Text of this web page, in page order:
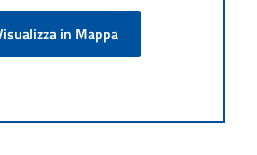
in Mappa